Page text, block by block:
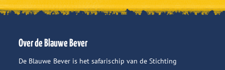
Over de Blauwe Bever
De Blauwe Bever is het safarischip van de Stichting